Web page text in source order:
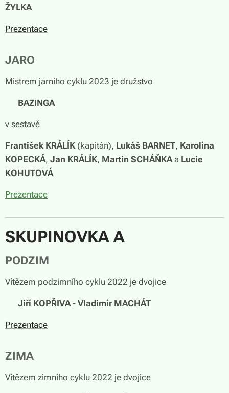
ŽYLKA
Prezentace
JARO
Mistrem jarního cyklu 2023 je družstvo
BAZINGA
v sestavě
František KRÁLÍK(kapitán), Lukáš BARNET, Karolína
KOPECKÁ, Jan KRÁLÍK, Martin SCHÁŇKAa Lucie
KOHUTOVÁ
Prezentace
SKUPINOVKA A
PODZIM
Vítězem podzimního cyklu 2022 je dvojice
Jiří KOPŘIVA- Vladimír MACHÁT
Prezentace
ZIMA
Vítězem zimního cyklu 2022 je dvojice